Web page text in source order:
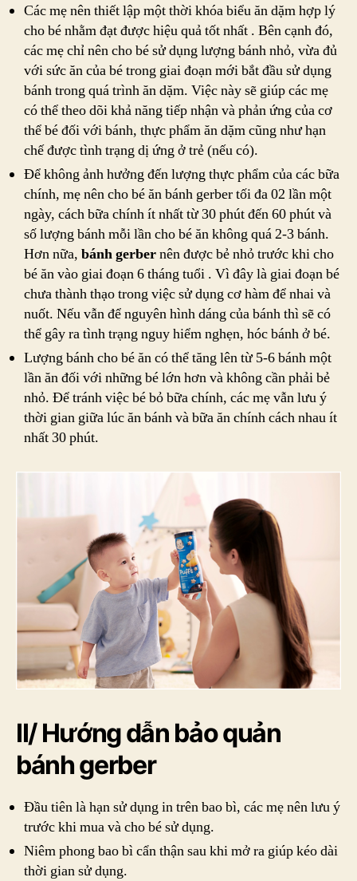
Các mẹ nên thiết lập một thời khóa biểu ăn dặm hợp lý
cho bé nhằm đạt được hiệu quả tốt nhất . Bên cạnh đó,
các mẹ chỉ nên cho bé sử dụng lượng bánh nhỏ, vừa đủ
với sức ăn của bé trong giai đoạn mới bắt đầu sử dụng
bánh trong quá trình ăn dặm. Việc này sẽ giúp các mẹ
có thể theo dõi khả năng tiếp nhận và phản ứng của cơ
thể bé đối với bánh, thực phẩm ăn dặm cũng như hạn
chế được tình trạng dị ứng ở trẻ (nếu có).
Để không ảnh hưởng đến lượng thực phẩm của các bữa
chính, mẹ nên cho bé ăn bánh gerber tối đa 02 lần một
ngày, cách bữa chính ít nhất từ 30 phút đến 60 phút và
số lượng bánh mỗi lần cho bé ăn không quá 2-3 bánh.
Hơn nữa, bánh gerbernên được bẻ nhỏ trước khi cho
bé ăn vào giai đoạn 6 tháng tuổi . Vì đây là giai đoạn bé
chưa thành thạo trong việc sử dụng cơ hàm để nhai và
nuốt. Nếu vẫn để nguyên hình dáng của bánh thì sẽ có
thể gây ra tình trạng nguy hiểm nghẹn, hóc bánh ở bé.
Lượng bánh cho bé ăn có thể tăng lên từ 5-6 bánh một
lần ăn đối với những bé lớn hơn và không cần phải bẻ
nhỏ. Để tránh việc bé bỏ bữa chính, các mẹ vẫn lưu ý
thời gian giữa lúc ăn bánh và bữa ăn chính cách nhau ít
nhất 30 phút.
II/ Hướng dẫn bảo quản
bánh gerber
Đầu tiên là hạn sử dụng in trên bao bì, các mẹ nên lưu ý
trước khi mua và cho bé sử dụng.
Niêm phong bao bì cẩn thận sau khi mở ra giúp kéo dài
thời gian sử dụng.